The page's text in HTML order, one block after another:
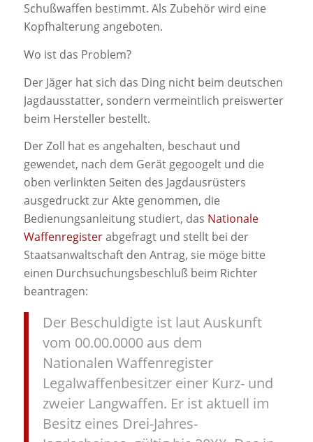
Schußwaffen bestimmt. Als Zubehör wird eine
Kopfhalterung angeboten.
Wo ist das Problem?
Der Jäger hat sich das Ding nicht beim deutschen
Jagdausstatter, sondern vermeintlich preiswerter
beim Hersteller bestellt.
Der Zoll hat es angehalten, beschaut und
gewendet, nach dem Gerät gegoogelt und die
oben verlinkten Seiten des Jagdausrüsters
ausgedruckt zur Akte genommen, die
Bedienungsanleitung studiert, das Nationale
Waffenregisterabgefragt und stellt bei der
Staatsanwaltschaft den Antrag, sie möge bitte
einen Durchsuchungsbeschluß beim Richter
beantragen:
Der Beschuldigte ist laut Auskunft
vom 00.00.0000 aus dem
Nationalen Waffenregister
Legalwaffenbesitzer einer Kurz- und
zweier Langwaffen. Er ist aktuell im
Besitz eines Drei-Jahres-